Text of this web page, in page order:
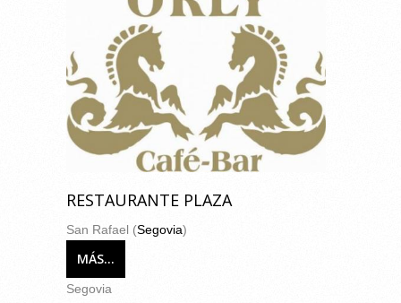
RESTAURANTE PLAZA
San Rafael (Segovia)
MÁS...
Segovia